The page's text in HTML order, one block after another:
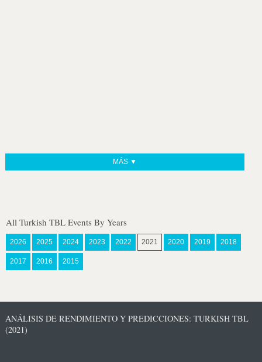
MÁS ▼
All Turkish TBL Events By Years
2026 2025 2024 2023 2022 2021 2020 2019 2018
2017 2016 2015
ANÁLISIS DE RENDIMIENTO Y PREDICCIONES: TURKISH TBL
(2021)